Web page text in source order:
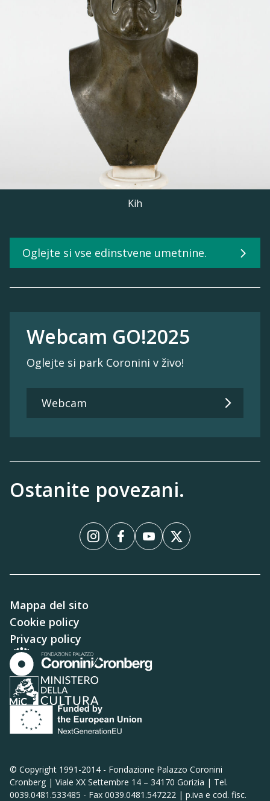
Oglejte si vse edinstvene umetnine.
Kih
Webcam GO!2025
Oglejte si park Coronini v živo!
Webcam
Ostanite povezani.
InstagramInstagram
FacebookFacebook
YouTubeYouTube
XX
Mappa del sito
Cookie policy
Privacy policy
© Copyright 1991-2014 - Fondazione Palazzo Coronini
Cronberg | Viale XX Settembre 14 – 34170 Gorizia | Tel.
0039.0481.533485 - Fax 0039.0481.547222 | p.iva e cod. fisc.